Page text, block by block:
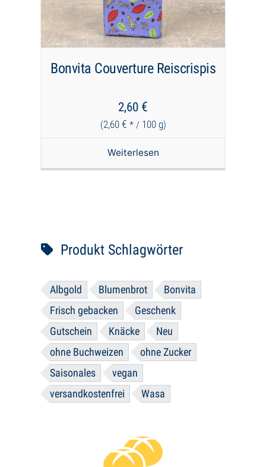
Bonvita Couverture Reiscrispis
2,60 €
(2,60 € * / 100 g)
Weiterlesen
Produkt Schlagwörter
Albgold Blumenbrot
Bonvita
Frisch gebacken
Geschenk
Gutschein
Knäcke
Neu
ohne Buchweizen
ohne Zucker
Saisonales
vegan
versandkostenfrei
Wasa